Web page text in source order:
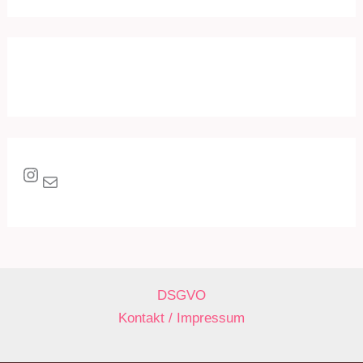
Instagram E-Mail
DSGVO
Kontakt / Impressum